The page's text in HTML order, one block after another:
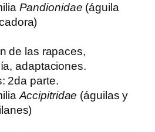
Pandionidae (águila
de las rapaces,
adaptaciones.
2da parte.
Accipitridae (águilas y